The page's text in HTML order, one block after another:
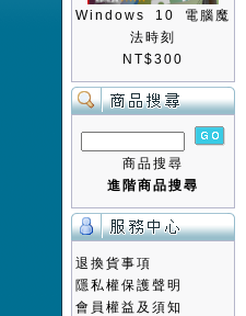
Windows 10 電腦魔
法時刻
NT$300
商品搜尋
進階商品搜尋
退換貨事項
隱私權保護聲明
會員權益及須知